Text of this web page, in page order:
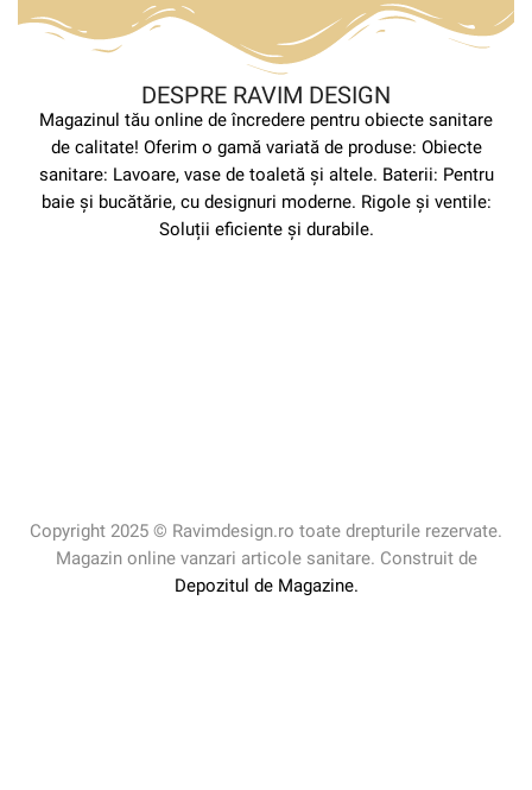
DESPRE RAVIM DESIGN
Magazinul tău online de încredere pentru obiecte sanitare
de calitate! Oferim o gamă variată de produse: Obiecte
sanitare: Lavoare, vase de toaletă și altele. Baterii: Pentru
baie și bucătărie, cu designuri moderne. Rigole și ventile:
Soluții eficiente și durabile.
Copyright 2025 © Ravimdesign.ro toate drepturile rezervate.
Magazin online vanzari articole sanitare. Construit de
Depozitul de Magazine.